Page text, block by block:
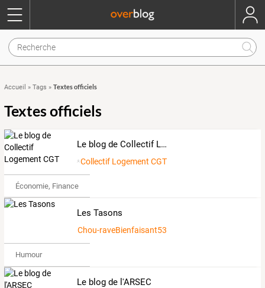
Accueil » Tags » Textes officiels
Textes officiels
Le blog de Collectif Logement CGT
Collectif Logement CGT
Économie, Finance & Droit
Les Tasons
Chou-raveBienfaisant538072
Humour
Le blog de l'ARSEC